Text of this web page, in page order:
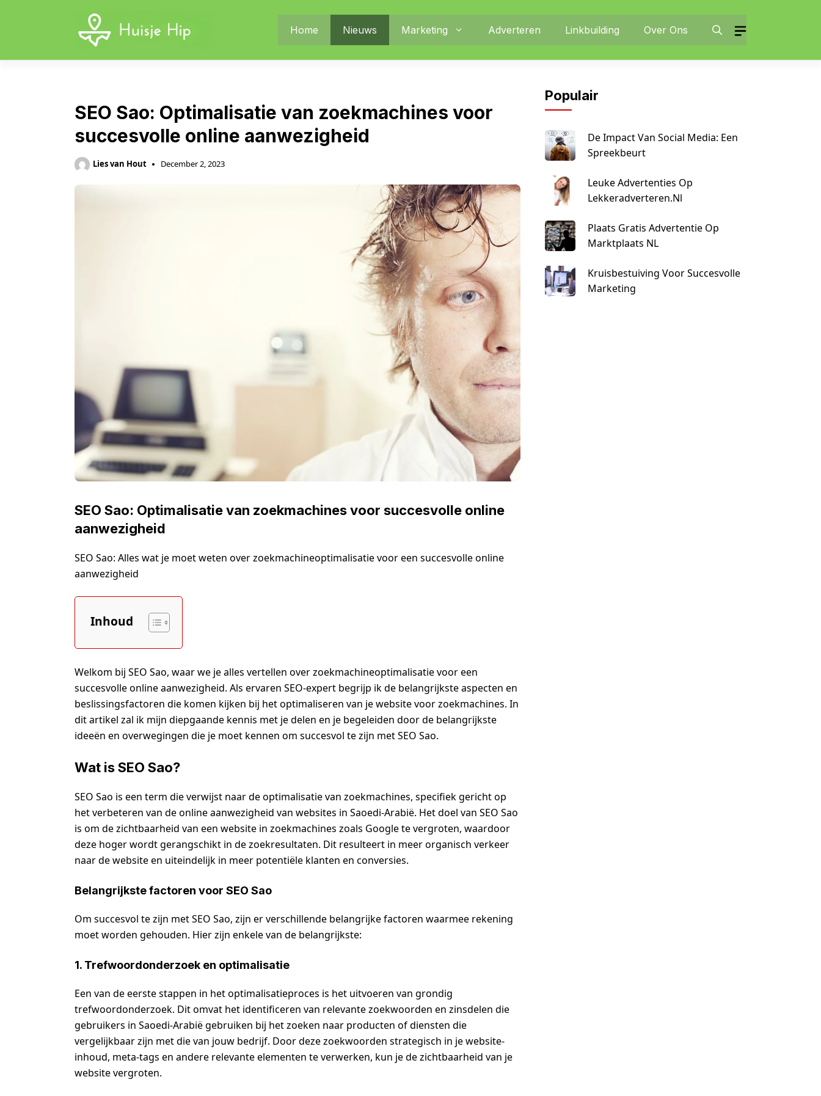
Home Nieuws Marketing Adverteren Linkbuilding Over Ons
SEO Sao: Optimalisatie van zoekmachines voor
succesvolle online aanwezigheid
Lies van Hout December 2, 2023
SEO Sao: Optimalisatie van zoekmachines voor succesvolle online
aanwezigheid
SEO Sao: Alles wat je moet weten over zoekmachineoptimalisatie voor een succesvolle online
aanwezigheid
Inhoud
Welkom bij SEO Sao, waar we je alles vertellen over zoekmachineoptimalisatie voor een
succesvolle online aanwezigheid. Als ervaren SEO-expert begrijp ik de belangrijkste aspecten en
beslissingsfactoren die komen kijken bij het optimaliseren van je website voor zoekmachines. In
dit artikel zal ik mijn diepgaande kennis met je delen en je begeleiden door de belangrijkste
ideeën en overwegingen die je moet kennen om succesvol te zijn met SEO Sao.
Wat is SEO Sao?
SEO Sao is een term die verwijst naar de optimalisatie van zoekmachines, specifiek gericht op
het verbeteren van de online aanwezigheid van websites in Saoedi-Arabië. Het doel van SEO Sao
is om de zichtbaarheid van een website in zoekmachines zoals Google te vergroten, waardoor
deze hoger wordt gerangschikt in de zoekresultaten. Dit resulteert in meer organisch verkeer
naar de website en uiteindelijk in meer potentiële klanten en conversies.
Belangrijkste factoren voor SEO Sao
Om succesvol te zijn met SEO Sao, zijn er verschillende belangrijke factoren waarmee rekening
moet worden gehouden. Hier zijn enkele van de belangrijkste:
1. Trefwoordonderzoek en optimalisatie
Een van de eerste stappen in het optimalisatieproces is het uitvoeren van grondig
trefwoordonderzoek. Dit omvat het identificeren van relevante zoekwoorden en zinsdelen die
gebruikers in Saoedi-Arabië gebruiken bij het zoeken naar producten of diensten die
vergelijkbaar zijn met die van jouw bedrijf. Door deze zoekwoorden strategisch in je website-
inhoud, meta-tags en andere relevante elementen te verwerken, kun je de zichtbaarheid van je
website vergroten.
Populair
De Impact Van Social Media: Een
Spreekbeurt
Leuke Advertenties Op
Lekkeradverteren.nl
Plaats Gratis Advertentie Op
Marktplaats NL
Kruisbestuiving Voor Succesvolle
Marketing